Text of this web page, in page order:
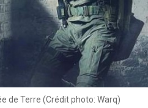
de Terre (Crédit photo: Warq)